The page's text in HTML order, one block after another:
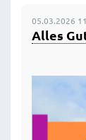
05.03.2026
Alles